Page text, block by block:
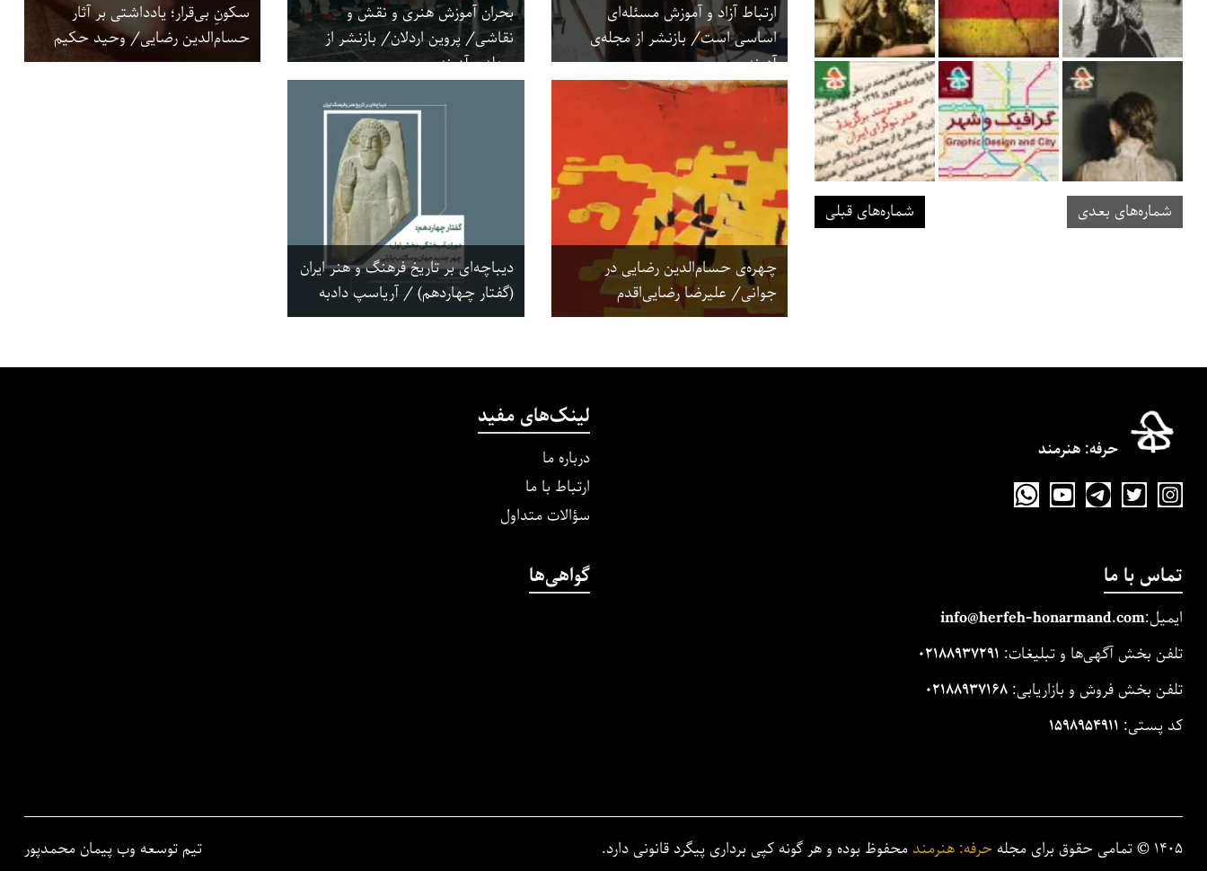
ارتباط آزاد و آموزش مسئله‌ای
اساسی است/ بازنشر از مجله‌ی
آدینه
بحران آموزش هنری و نقش و
نقاشی/ پروین اردلان/ بازنشر از
مجله‌ی آدینه
سکونِ بی‌قرار؛ یادداشتی بر آثار
حسام‌الدین رضایی/ وحید حکیم
چهره‌ی حسام‌الدین رضایی در
جوانی/ علیرضا رضایی‌اقدم
دیباچه‌ای بر تاریخ فرهنگ و هنر ایران
(گفتار چهاردهم) / آریاسپ دادبه
شماره‌های بعدی شماره‌های قبلی
حرفه‌: هنرمند
لینک‌های مفید
درباره ما
ارتباط با ما
سؤالات متداول
تماس با ما
ایمیل: info@herfeh-honarmand.com
تلفن بخش آگهی‌ها و تبلیغات:
تلفن بخش فروش و بازاریابی:
کد پستی:
گواهی‌ها
۱۴۰۵ ©تمامی حقوق برای مجلهحرفه: هنرمند محفوظ بوده و هر گونه کپی برداری پیگرد قانونی دارد. تیم توسعه وب پیمان محمدپور